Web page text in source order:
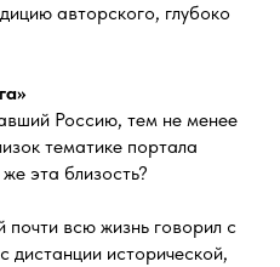
авторского, глубоко
Россию, тем не менее
тематике портала
эта близость?
всю жизнь говорил с
дистанции исторической,